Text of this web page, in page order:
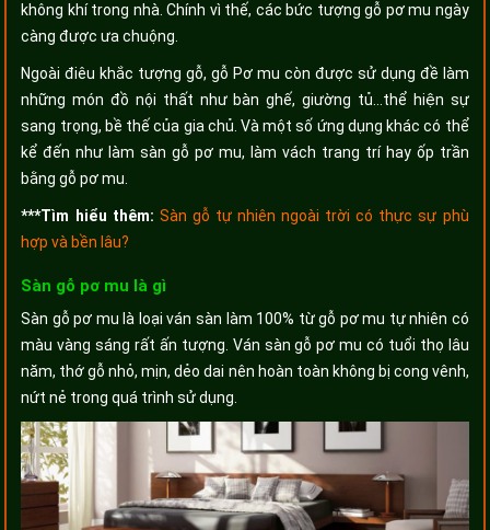
không khí trong nhà. Chính vì thế, các bức tượng gỗ pơ mu ngày
càng được ưa chuộng.
Ngoài điêu khắc tượng gỗ, gỗ Pơ mu còn được sử dụng đề làm
những món đồ nội thất như bàn ghế, giường tủ…thể hiện sự
sang trọng, bề thế của gia chủ. Và một số ứng dụng khác có thể
kể đến như làm sàn gỗ pơ mu, làm vách trang trí hay ốp trần
bằng gỗ pơ mu.
***Tìm hiểu thêm: Sàn gỗ tự nhiên ngoài trời có thực sự phù
hợp và bền lâu?
Sàn gỗ pơ mu là gì
Sàn gỗ pơ mu là loại ván sàn làm 100% từ gỗ pơ mu tự nhiên có
màu vàng sáng rất ấn tượng. Ván sàn gỗ pơ mu có tuổi thọ lâu
năm, thớ gỗ nhỏ, mịn, dẻo dai nên hoàn toàn không bị cong vênh,
nứt nẻ trong quá trình sử dụng.